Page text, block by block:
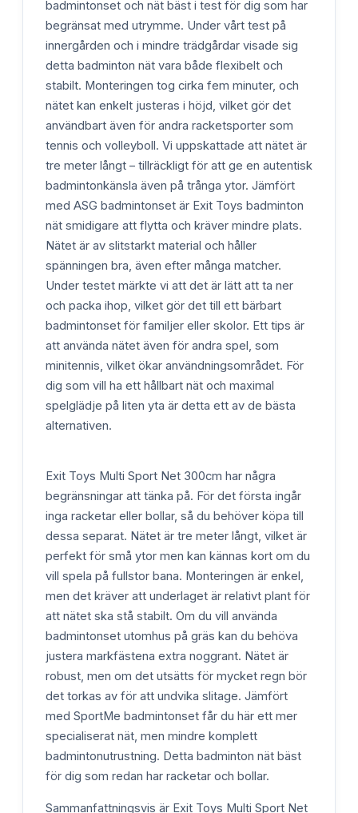
badmintonset och nät bäst i test för dig som har
begränsat med utrymme. Under vårt test på
innergården och i mindre trädgårdar visade sig
detta badminton nät vara både flexibelt och
stabilt. Monteringen tog cirka fem minuter, och
nätet kan enkelt justeras i höjd, vilket gör det
användbart även för andra racketsporter som
tennis och volleyboll. Vi uppskattade att nätet är
tre meter långt – tillräckligt för att ge en autentisk
badmintonkänsla även på trånga ytor. Jämfört
med ASG badmintonset är Exit Toys badminton
nät smidigare att flytta och kräver mindre plats.
Nätet är av slitstarkt material och håller
spänningen bra, även efter många matcher.
Under testet märkte vi att det är lätt att ta ner
och packa ihop, vilket gör det till ett bärbart
badmintonset för familjer eller skolor. Ett tips är
att använda nätet även för andra spel, som
minitennis, vilket ökar användningsområdet. För
dig som vill ha ett hållbart nät och maximal
spelglädje på liten yta är detta ett av de bästa
alternativen.
Exit Toys Multi Sport Net 300cm har några
begränsningar att tänka på. För det första ingår
inga racketar eller bollar, så du behöver köpa till
dessa separat. Nätet är tre meter långt, vilket är
perfekt för små ytor men kan kännas kort om du
vill spela på fullstor bana. Monteringen är enkel,
men det kräver att underlaget är relativt plant för
att nätet ska stå stabilt. Om du vill använda
badmintonset utomhus på gräs kan du behöva
justera markfästena extra noggrant. Nätet är
robust, men om det utsätts för mycket regn bör
det torkas av för att undvika slitage. Jämfört
med SportMe badmintonset får du här ett mer
specialiserat nät, men mindre komplett
badmintonutrustning. Detta badminton nät bäst
för dig som redan har racketar och bollar.
Sammanfattningsvis är Exit Toys Multi Sport Net